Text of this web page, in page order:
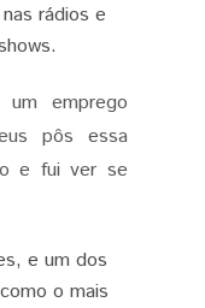
rádios e
emprego
pôs essa
e fui ver se
e um dos
o mais